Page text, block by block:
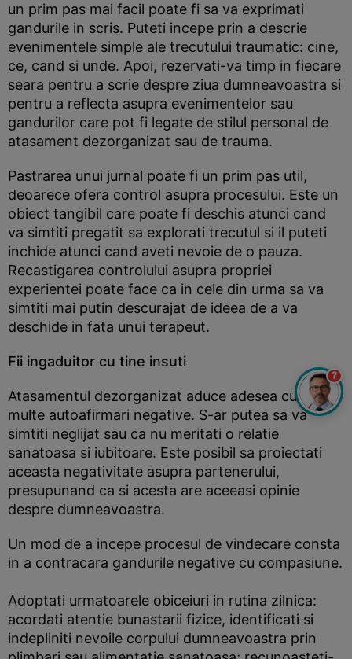
un prim pas mai facil poate fi sa va exprimati
gandurile in scris. Puteti incepe prin a descrie
evenimentele simple ale trecutului traumatic: cine,
ce, cand si unde. Apoi, rezervati-va timp in fiecare
seara pentru a scrie despre ziua dumneavoastra si
pentru a reflecta asupra evenimentelor sau
gandurilor care pot fi legate de stilul personal de
atasament dezorganizat sau de trauma.
Pastrarea unui jurnal poate fi un prim pas util,
deoarece ofera control asupra procesului. Este un
obiect tangibil care poate fi deschis atunci cand
va simtiti pregatit sa explorati trecutul si il puteti
inchide atunci cand aveti nevoie de o pauza.
Recastigarea controlului asupra propriei
experientei poate face ca in cele din urma sa va
simtiti mai putin descurajat de ideea de a va
deschide in fata unui terapeut.
Fii ingaduitor cu tine insuti
Atasamentul dezorganizat aduce adesea cu sine
multe autoafirmari negative. S-ar putea sa va
simtiti neglijat sau ca nu meritati o relatie
sanatoasa si iubitoare. Este posibil sa proiectati
aceasta negativitate asupra partenerului,
presupunand ca si acesta are aceeasi opinie
despre dumneavoastra.
Un mod de a incepe procesul de vindecare consta
in a contracara gandurile negative cu compasiune.
Adoptati urmatoarele obiceiuri in rutina zilnica:
acordati atentie bunastarii fizice, identificati si
indepliniti nevoile corpului dumneavoastra prin
?